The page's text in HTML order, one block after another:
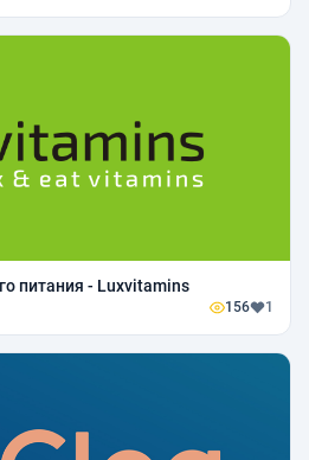
питания - Luxvitamins
156 1